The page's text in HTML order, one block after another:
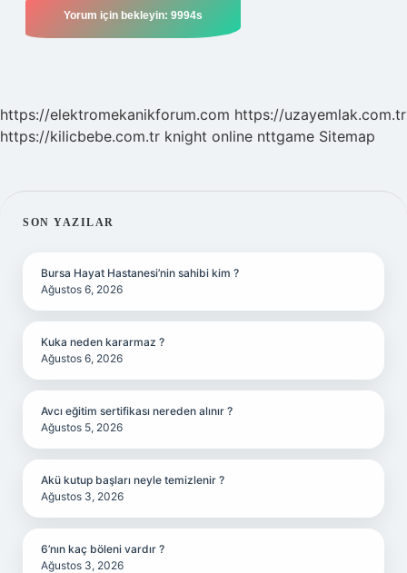
https://elektromekanikforum.com https://uzayemlak.com.tr
https://kilicbebe.com.tr knight online nttgame Sitemap
SIDEBAR
SON YAZILAR
Bursa Hayat Hastanesi’nin sahibi kim ?
Ağustos 6, 2026
Kuka neden kararmaz ?
Ağustos 6, 2026
Avcı eğitim sertifikası nereden alınır ?
Ağustos 5, 2026
Akü kutup başları neyle temizlenir ?
Ağustos 3, 2026
6’nın kaç böleni vardır ?
Ağustos 3, 2026